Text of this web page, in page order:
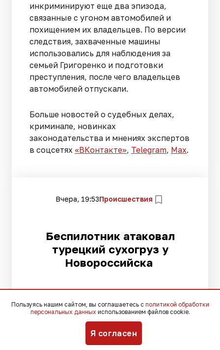
инкриминируют еще два эпизода,
связанные с угоном автомобилей и
похищением их владельцев. По версии
следствия, захваченные машины
использовались для наблюдения за
семьей Григоренко и подготовки
преступления, после чего владельцев
автомобилей отпускали.
Больше новостей о судебных делах,
криминале, новинках
законодательства и мнениях экспертов
в соцсетях «ВКонтакте», Telegram, Мах.
Вчера, 19:53Происшествия
Беспилотник атаковал
турецкий сухогруз у
Новороссийска
Моряки не пострадали, судно
направилось на ремонт в Стамбул
Пользуясь нашим сайтом, вы соглашаетесь с политикой обработки
персональных данных использованием файлов cookie.
Я согласен